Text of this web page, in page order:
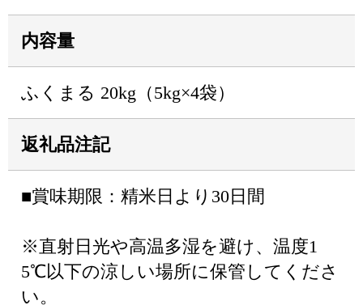
内容量
ふくまる 20kg（5kg×4袋）
返礼品注記
■賞味期限：精米日より30日間
※直射日光や高温多湿を避け、温度1
5℃以下の涼しい場所に保管してくださ
い。